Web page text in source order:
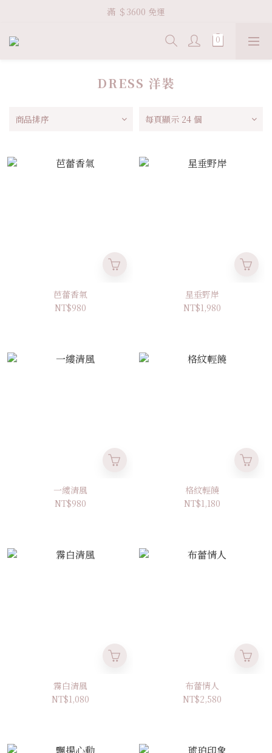
Welcome VHS.co
滿 ＄3600 免運
Welcome VHS.co
DRESS 洋裝
商品排序 每頁顯示 24 個
芭蕾香氣
NT$980
星垂野岸
NT$1,980
一縷清風
NT$980
格紋輕饒
NT$1,180
霧白清風
NT$1,080
布蕾情人
NT$2,580